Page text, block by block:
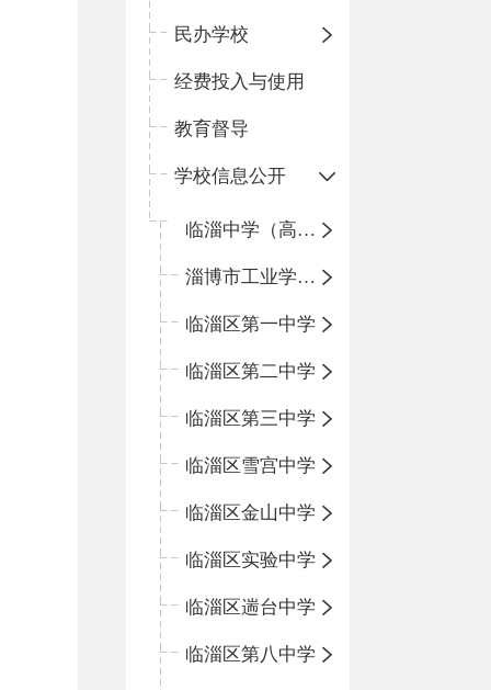
民办学校
经费投入与使用
教育督导
学校信息公开
临淄中学（高中）
淄博市工业学校（中职学校）
临淄区第一中学
临淄区第二中学
临淄区第三中学
临淄区雪宫中学
临淄区金山中学
临淄区实验中学
临淄区遄台中学
临淄区第八中学